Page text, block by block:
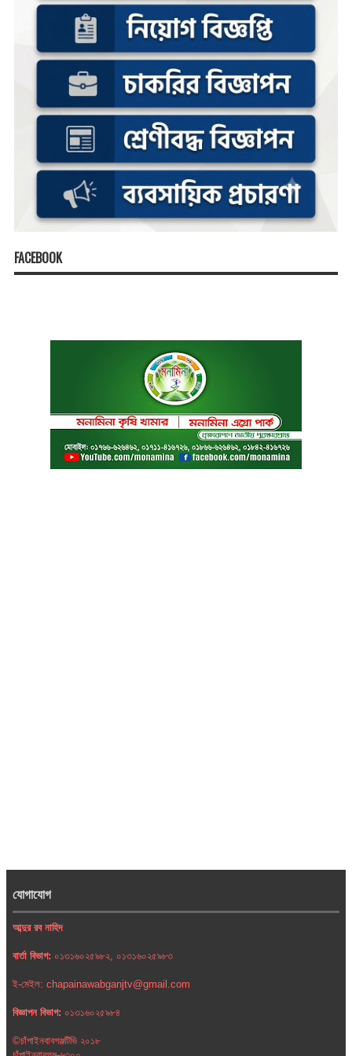
FACEBOOK
যোগাযোগ
আব্দুর রব নাহিদ
বার্তা বিভাগ: ০১৩১৬০২৫৯৮২, ০১৩১৬০২৫৯৮৩
ই-মেইল: chapainawabganjtv@gmail.com
বিজ্ঞাপন বিভাগ: ০১৩১৬০২৫৯৮৪
©চাঁপাইনবাবগঞ্জটিভি ২০১৮